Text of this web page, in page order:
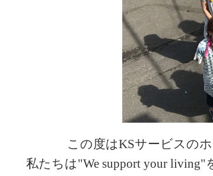
この度はKSサービスの
私たちは"We support your